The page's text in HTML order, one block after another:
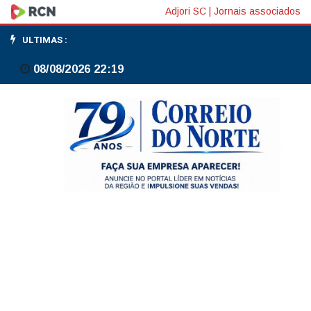
Saúde
envia
2,2
milhões
Adjori SC Jornais associados
ULTIMAS :
08/08/2026 22:19